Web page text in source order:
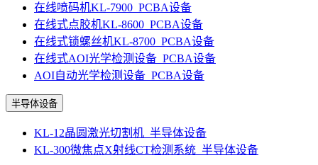
在线喷码机KL-7900_PCBA设备
在线式点胶机KL-8600_PCBA设备
在线式锁螺丝机KL-8700_PCBA设备
在线式AOI光学检测设备_PCBA设备
AOI自动光学检测设备_PCBA设备
半导体设备
KL-12晶圆激光切割机_半导体设备
KL-300微焦点X射线CT检测系统_半导体设备